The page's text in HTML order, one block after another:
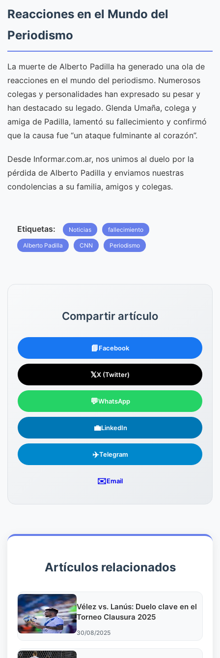
Reacciones en el Mundo del
Periodismo
La muerte de Alberto Padilla ha generado una ola de
reacciones en el mundo del periodismo. Numerosos
colegas y personalidades han expresado su pesar y
han destacado su legado. Glenda Umaña, colega y
amiga de Padilla, lamentó su fallecimiento y confirmó
que la causa fue “un ataque fulminante al corazón”.
Desde Informar.com.ar, nos unimos al duelo por la
pérdida de Alberto Padilla y enviamos nuestras
condolencias a su familia, amigos y colegas.
Etiquetas: Noticias fallecimiento
Alberto Padilla CNN Periodismo
Compartir artículo
📘Facebook
𝕏X (Twitter)
💬WhatsApp
💼LinkedIn
✈️Telegram
✉️Email
Artículos relacionados
Vélez vs. Lanús: Duelo clave en el
Torneo Clausura 2025
30/08/2025